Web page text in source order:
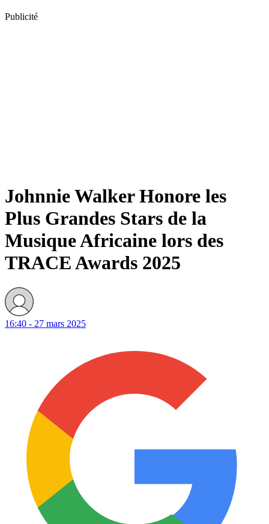
Publicité
Johnnie Walker Honore les
Plus Grandes Stars de la
Musique Africaine lors des
TRACE Awards 2025
16:40 - 27 mars 2025